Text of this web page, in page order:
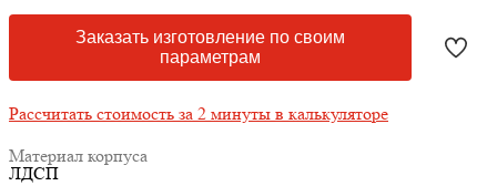
Заказать изготовление по своим
параметрам
Рассчитать стоимость за 2 минуты в калькуляторе
Материал корпуса
ЛДСП